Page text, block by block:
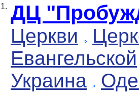
1. ДЦ
Церкви
Евангельской
Украина